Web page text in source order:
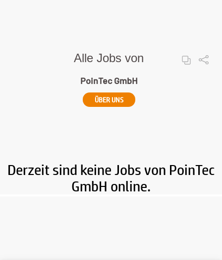
Alle Jobs von
PoinTec GmbH
ÜBER UNS
Derzeit sind keine Jobs von PoinTec
GmbH online.